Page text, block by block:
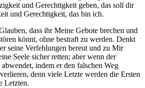
und Gerechtigkeit geben, das soll dir
und Gerechtigkeit, das bin ich.
dass ihr Meine Gebote brechen und
könnt, ohne bestraft zu werden. Denkt
seine Verfehlungen bereut und zu Mir
Seele sicher retten; aber wenn der
indem er den falschen Weg
denn viele Letzte werden die Ersten
Letzten.